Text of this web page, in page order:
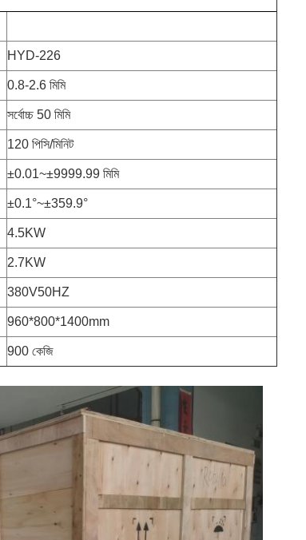
HYD-226
0.8-2.6 মিমি
সর্বোচ্চ 50 মিমি
120 পিসি/মিনিট
±0.01~±9999.99 মিমি
±0.1°~±359.9°
4.5KW
2.7KW
380V50HZ
960*800*1400mm
900 কেজি